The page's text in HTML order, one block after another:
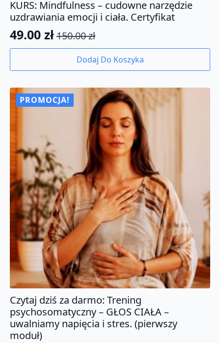
KURS: Mindfulness – cudowne narzędzie
uzdrawiania emocji i ciała. Certyfikat
150.00zł
Pierwotna
wynosiła:
150.00 zł.
49.00 zł
Aktualna
wynosi:
49.00 zł.
Dodaj Do Koszyka
PROMOCJA!
Czytaj dziś za darmo: Trening
psychosomatyczny – GŁOS CIAŁA –
uwalniamy napięcia i stres. (pierwszy
moduł)